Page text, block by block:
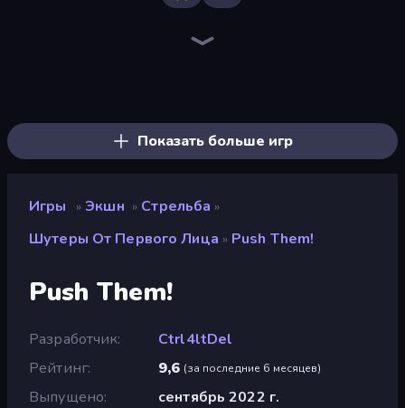
Показать больше игр
Игры » Экшн » Стрельба »
Шутеры От Первого Лица » Push Them!
Push Them!
Разработчик
Ctrl4ltDel
Рейтинг
9,6 (за последние 6 месяцев)
Выпущено
сентябрь 2022 г.